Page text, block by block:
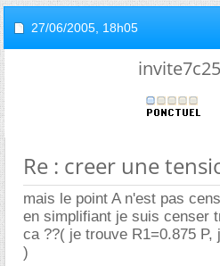
27/06/2005, 18h05
Re : creer une
mais le point A n'est pas
en simplifiant je suis censer
ca ??( je trouve R1=0.875 P,
)